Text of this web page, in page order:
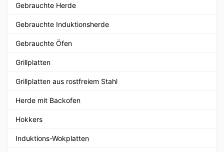
Gebrauchte Herde
Gebrauchte Induktionsherde
Gebrauchte Öfen
Grillplatten
Grillplatten aus rostfreiem Stahl
Herde mit Backofen
Hokkers
Induktions-Wokplatten